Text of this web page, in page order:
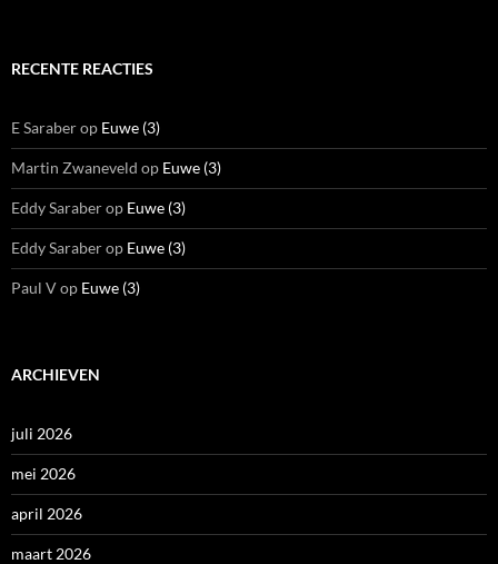
RECENTE REACTIES
E Saraberop Euwe (3)
Martin Zwaneveld op Euwe (3)
Eddy Saraberop Euwe (3)
Eddy Saraberop Euwe (3)
Paul Vop Euwe (3)
ARCHIEVEN
juli 2026
mei 2026
april 2026
maart 2026